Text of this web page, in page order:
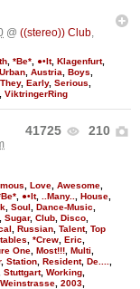
@ ((stereo)) Club,
, *Be*, ●•It, Klagenfurt,
Urban, Austria, Boys,
They, Early, Serious,
, ViktringerRing
41725 210
Love Awesome
●•It, ..Many.. House
Soul Dance-Music
Sugar, Club Disco
Russian Talent, Top
*Crew Eric
One Most!!! Multi
, Station Resident, De....
Stuttgart, Working
2003